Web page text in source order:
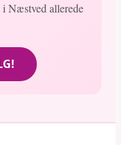
i Næstved allerede